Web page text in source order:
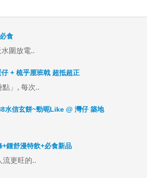
食
圍放電..
仔 + 梳乎厘班戟 超抵超正
」, 每次..
水信玄餅~勁呃Like @ 灣仔 築地
+鍾舒漫特飲+必食新品
流更旺的..